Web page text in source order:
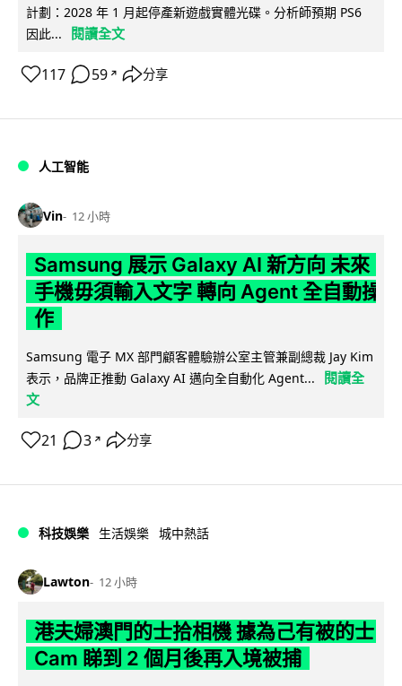
計劃：2028 年 1 月起停產新遊戲實體光碟。分析師預期 PS6
因此...
閱讀全文
117 59 ↗ 分享
人工智能
Vin 12 小時
Samsung 展示 Galaxy AI 新方向 未來
手機毋須輸入文字 轉向 Agent 全自動操
作
Samsung 電子 MX 部門顧客體驗辦公室主管兼副總裁 Jay Kim
表示，品牌正推動 Galaxy AI 邁向全自動化 Agent...
閱讀全
文
21 3 ↗ 分享
科技娛樂 生活娛樂 城中熱話
Lawton 12 小時
港夫婦澳門的士拾相機 據為己有被的士
Cam 睇到 2 個月後再入境被捕